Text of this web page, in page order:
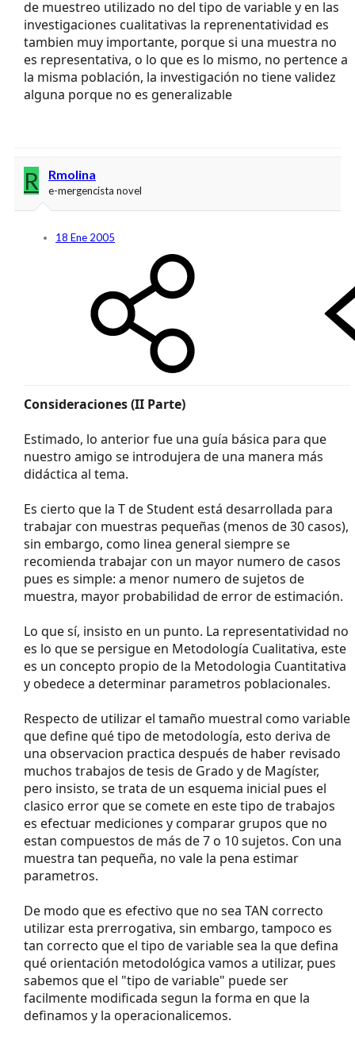
de muestreo utilizado no del tipo de variable y en las
investigaciones cualitativas la reprenentatividad es
tambien muy importante, porque si una muestra no
es representativa, o lo que es lo mismo, no pertence a
la misma población, la investigación no tiene validez
alguna porque no es generalizable
R Rmolina
e-mergencista novel
18 Ene 2005
Consideraciones (II Parte)
Estimado, lo anterior fue una guía básica para que
nuestro amigo se introdujera de una manera más
didáctica al tema.
Es cierto que la T de Student está desarrollada para
trabajar con muestras pequeñas (menos de 30 casos),
sin embargo, como linea general siempre se
recomienda trabajar con un mayor numero de casos
pues es simple: a menor numero de sujetos de
muestra, mayor probabilidad de error de estimación.
Lo que sí, insisto en un punto. La representatividad no
es lo que se persigue en Metodología Cualitativa, este
es un concepto propio de la Metodologia Cuantitativa
y obedece a determinar parametros poblacionales.
Respecto de utilizar el tamaño muestral como variable
que define qué tipo de metodología, esto deriva de
una observacion practica después de haber revisado
muchos trabajos de tesis de Grado y de Magíster,
pero insisto, se trata de un esquema inicial pues el
clasico error que se comete en este tipo de trabajos
es efectuar mediciones y comparar grupos que no
estan compuestos de más de 7 o 10 sujetos. Con una
muestra tan pequeña, no vale la pena estimar
parametros.
De modo que es efectivo que no sea TAN correcto
utilizar esta prerrogativa, sin embargo, tampoco es
tan correcto que el tipo de variable sea la que defina
qué orientación metodológica vamos a utilizar, pues
sabemos que el "tipo de variable" puede ser
facilmente modificada segun la forma en que la
definamos y la operacionalicemos.